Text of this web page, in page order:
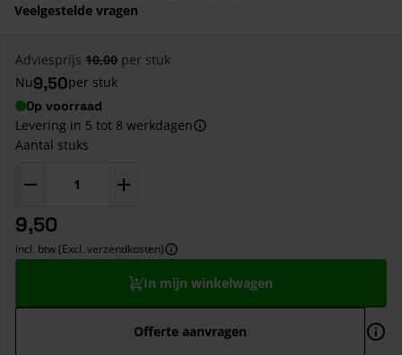
Veelgestelde vragen
Adviesprijs 10,00 per stuk
Nu9,50per stuk
Op voorraad
Levering in 5 tot 8 werkdagen
Aantal stuks
9,50
incl. btw (Excl. verzendkosten)
In mijn winkelwagen
Offerte aanvragen